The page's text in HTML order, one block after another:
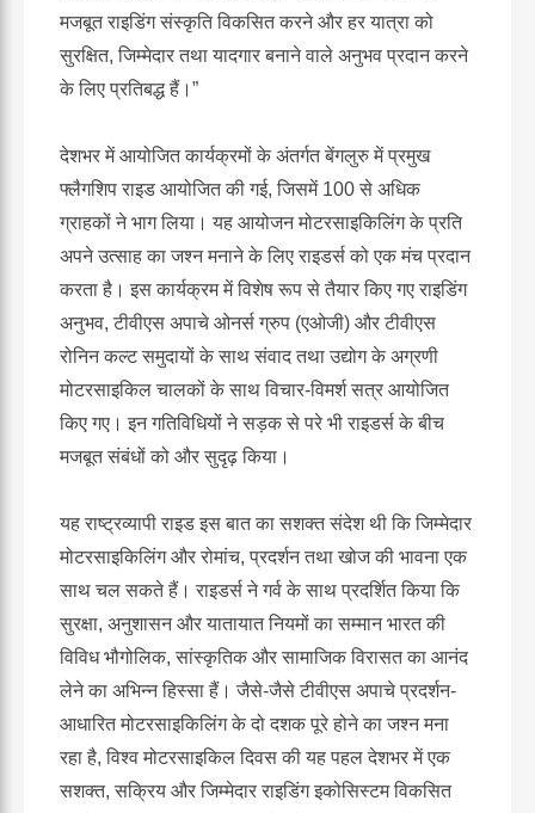
मजबूत राइडिंग संस्कृति विकसित करने और हर यात्रा को
सुरक्षित, जिम्मेदार तथा यादगार बनाने वाले अनुभव प्रदान करने
के लिए प्रतिबद्ध हैं।”
देशभर में आयोजित कार्यक्रमों के अंतर्गतबेंगलुरुमें प्रमुख
फ्लैगशिप राइड आयोजित की गई, जिसमें 100 से अधिक
ग्राहकों ने भाग लिया। यह आयोजन मोटरसाइकिलिंग के प्रति
अपने उत्साह का जश्न मनाने के लिए राइडर्स को एक मंच प्रदान
करता है। इस कार्यक्रम में विशेष रूप से तैयार किए गए राइडिंग
अनुभव, टीवीएस अपाचे ओनर्स ग्रुप (एओजी) और टीवीएस
रोनिन कल्ट समुदायों के साथ संवाद तथा उद्योग के अग्रणी
मोटरसाइकिल चालकों के साथ विचार-विमर्श सत्र आयोजित
किए गए। इन गतिविधियों ने सड़क से परे भी राइडर्स के बीच
मजबूत संबंधों को और सुदृढ़ किया।
यह राष्ट्रव्यापी राइड इस बात का सशक्त संदेश थी कि जिम्मेदार
मोटरसाइकिलिंग और रोमांच, प्रदर्शन तथा खोज की भावना एक
साथ चल सकते हैं। राइडर्स ने गर्व के साथ प्रदर्शित किया कि
सुरक्षा, अनुशासन और यातायात नियमों का सम्मान भारत की
विविध भौगोलिक, सांस्कृतिक और सामाजिक विरासत का आनंद
लेने का अभिन्न हिस्सा हैं। जैसे-जैसे टीवीएस अपाचे प्रदर्शन-
आधारित मोटरसाइकिलिंग के दो दशक पूरे होने का जश्न मना
रहा है, विश्व मोटरसाइकिल दिवस की यह पहल देशभर में एक
सशक्त, सक्रिय और जिम्मेदार राइडिंग इकोसिस्टम विकसित